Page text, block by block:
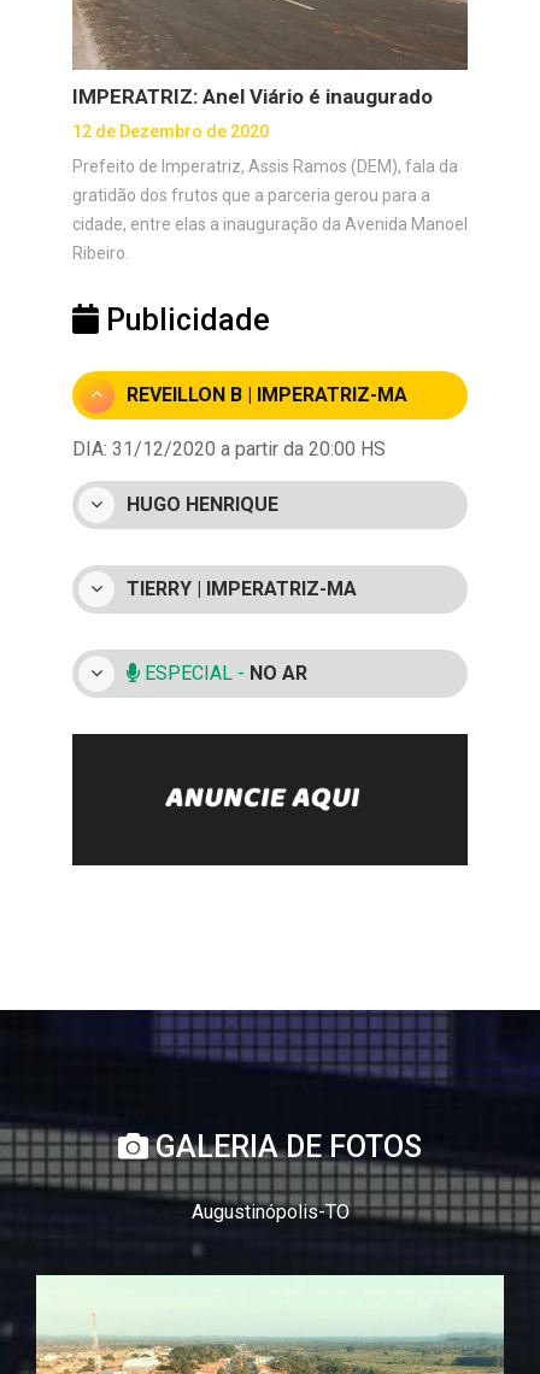
IMPERATRIZ: Anel Viário é inaugurado
12 de Dezembro de 2020
Prefeito de Imperatriz, Assis Ramos (DEM), fala da
gratidão dos frutos que a parceria gerou para a
cidade, entre elas a inauguração da Avenida Manoel
Ribeiro.
Publicidade
REVEILLON B | IMPERATRIZ-MA
DIA: 31/12/2020 a partir da 20:00 HS
HUGO HENRIQUE
TIERRY | IMPERATRIZ-MA
ESPECIAL - NO AR
GALERIA DE FOTOS
Augustinópolis-TO